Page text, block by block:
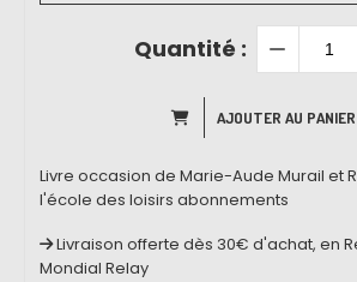
Quantité :
AJOUTER AU PANIER
Livre occasion de Marie-Aude Murail et
l'école des loisirs abonnements
Livraison offerte dès 30€ d'achat, en
Mondial Relay